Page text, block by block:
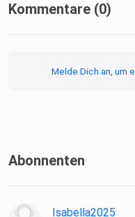
Kommentare (0)
Melde Dich an, um
Abonnenten
Isabella2025